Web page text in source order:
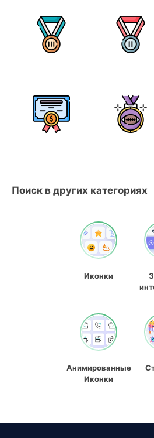
Поиск в других категориях
Иконки
Анимированные
Иконки